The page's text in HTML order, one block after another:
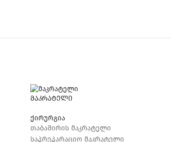
მაკრატელი
ქირურგია
თაბაშირის მაკრატელი
საპრეპარაციო მაკრატელი